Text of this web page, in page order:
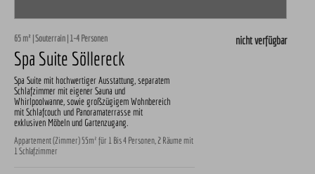
65 m² | Souterrain | 1-4 Personen
Spa Suite Söllereck
Spa Suite mit hochwertiger Ausstattung, separatem
Schlafzimmer mit eigener Sauna und
Whirlpoolwanne, sowie großzügigem Wohnbereich
mit Schlafcouch und Panoramaterrasse mit
exklusiven Möbeln und Gartenzugang.
Appartement (Zimmer) 55m² für 1 Bis 4 Personen, 2 Räume mit
1 Schlafzimmer
nicht verfügbar